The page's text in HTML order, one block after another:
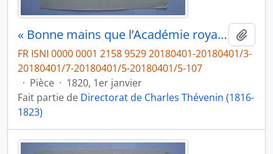
« Bonne mains que l’Académie royale de France donne aux Concierge des Musées Ci après Désignés 1er Janvier 1820 », de Charles Thévenin, fol. 388
FR ISNI 0000 0001 2158 9529 20180401-20180401/3-
20180401/7-20180401/5-20180401/5-107
· Pièce · 1820, 1er janvier
Fait partie de Directorat de Charles Thévenin (1816-
1823)